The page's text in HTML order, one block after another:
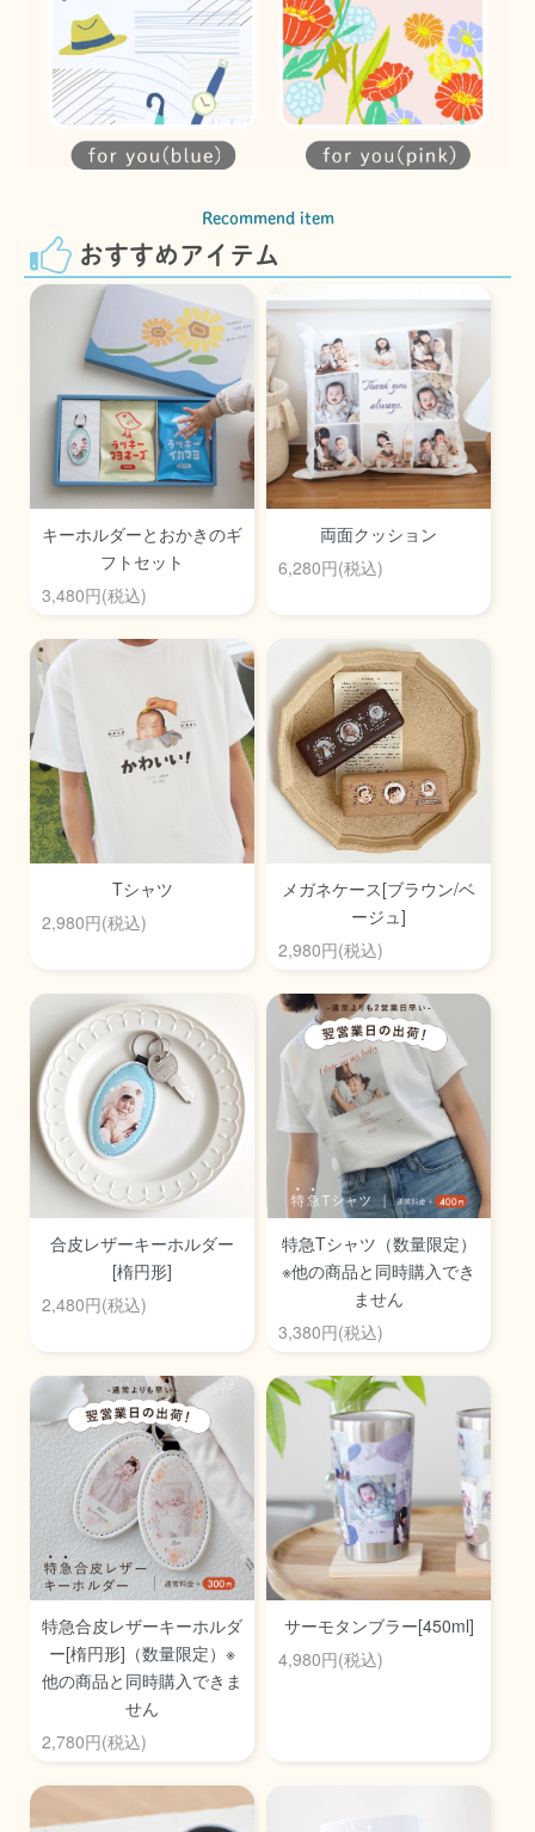
Recommend item
おすすめアイテム
キーホルダーとおかきのギ
フトセット
3,480円(税込)
両面クッション
6,280円(税込)
Tシャツ
2,980円(税込)
メガネケース[ブラウン/ベ
ージュ]
2,980円(税込)
合皮レザーキーホルダー
[楕円形]
2,480円(税込)
特急Tシャツ（数量限定）
※他の商品と同時購入でき
ません
3,380円(税込)
特急合皮レザーキーホルダ
ー[楕円形]（数量限定）※
他の商品と同時購入できま
せん
2,780円(税込)
サーモタンブラー[450ml]
4,980円(税込)